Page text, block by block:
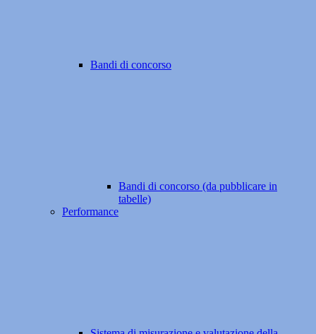
Bandi di concorso
Bandi di concorso (da pubblicare in
tabelle)
Performance